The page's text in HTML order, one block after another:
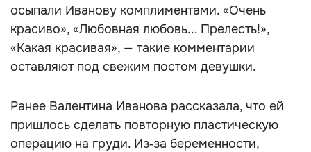
осыпали Иванову комплиментами. «Очень
красиво», «Любовная любовь... Прелесть!»,
«Какая красивая», — такие комментарии
оставляют под свежим постом девушки.
Ранее Валентина Иванова рассказала, что ей
пришлось сделать повторную пластическую
операцию на груди. Из‑за беременности,